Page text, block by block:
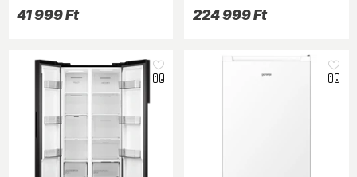
41 999 Ft
hűtőszekrény
224 999 Ft